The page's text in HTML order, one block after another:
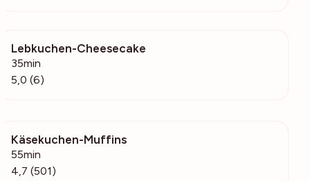
Lebkuchen-Cheesecake
35min
5,0 (6)
Käsekuchen-Muffins
55min
4,7 (501)